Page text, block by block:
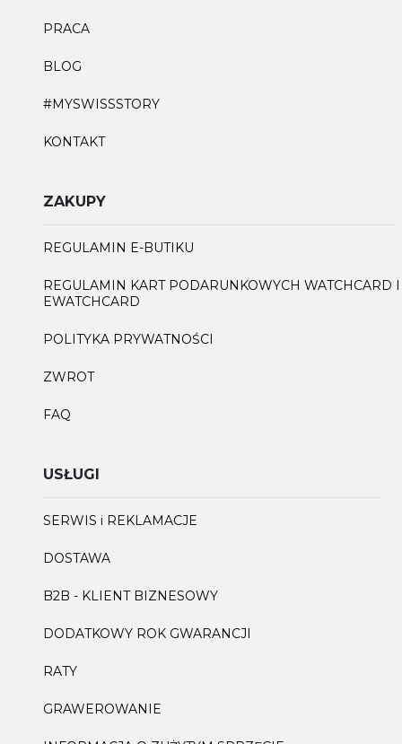
PRACA
BLOG
#MYSWISSSTORY
KONTAKT
ZAKUPY
REGULAMIN E-BUTIKU
REGULAMIN KART PODARUNKOWYCH WATCHCARD I
EWATCHCARD
POLITYKA PRYWATNOŚCI
ZWROT
FAQ
USŁUGI
SERWIS i REKLAMACJE
DOSTAWA
B2B - KLIENT BIZNESOWY
DODATKOWY ROK GWARANCJI
RATY
GRAWEROWANIE